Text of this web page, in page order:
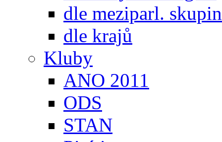
dle meziparl. skupin
dle krajů
Kluby
ANO 2011
ODS
STAN